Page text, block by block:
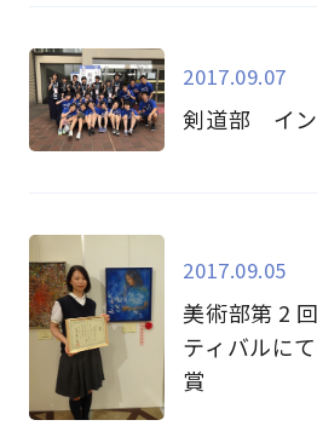
2017.09.07
剣道部 イン
2017.09.05
美術部第 2
ティバルに
賞